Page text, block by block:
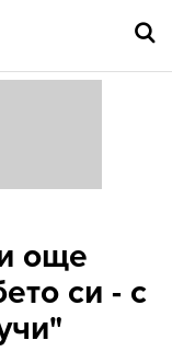
Enter
още
си - с